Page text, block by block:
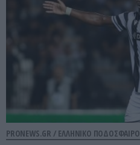
PRONEWS.GR / ΕΛΛΗΝΙΚΟ ΠΟΔΟΣΦΑΙΡΟ